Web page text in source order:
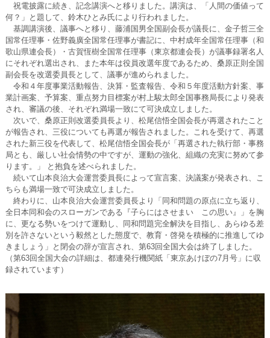
祝電披露に続き、記念講演へと移りました。講演は、「人間の価値って
何？」と題して、鈴木ひとみ氏により行われました。
基調講演後、議事へと移り、藤浦国男全国副会長が議長に、金子哲三全
国常任理事・佐野義廣全国常任理事が書記に、中村成年全国常任理事（和
歌山県連会長）・古賀恆樹全国常任理事（東京都連会長）が議事録署名人
にそれぞれ選出され、また本年は役員改選年度であるため、桑原正則全国
副会長を改選委員長として、議事が進められました。
令和４年度事業活動報告、決算・監査報告、令和５年度活動方針案、事
業計画案、予算案、重点努力目標案が村上駿太郎全国事務局長により発表
され、審議の後、それぞれ満場一致にて可決成立しました。
次いで、桑原正則改選委員長より、松尾信悟全国会長が再選されたこと
が報告され、三役についても再選が報告されました。これを受けて、再選
された新三役を代表して、松尾信悟全国会長が「再選された執行部・事務
局とも、厳しい社会情勢の中ですが、運動の強化、組織の充実に努めて参
ります。」 と抱負を述べられました。
続いて山本良治大会運営委員長によって宣言案、決議案が発表され、こ
ちらも満場一致で可決成立しました。
終わりに、山本良治大会運営委員長より「同和問題の原点に立ち返り、
全日本同和会のスローガンである『子らにはさせまい この思い』」を胸
に、更なる勢いをつけて運動し、同和問題完全解決を目指し、あらゆる差
別を許さないという毅然とした態度で、教育・啓発を積極的に推進してゆ
きましょう」と閉会の辞が宣言され、第63回全国大会は終了しました。
（第63回全国大会の詳細は、都連発行機関紙「東京あけぼの7月号」に収
録されています）